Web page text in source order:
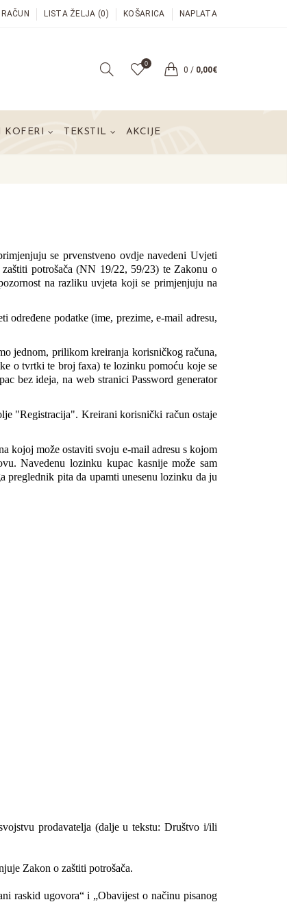
LISTA ŽELJA (0) KOŠARICA NAPLATA
0
0 / 0,00€
KOFERI TEKSTIL AKCIJE
se prvenstveno ovdje navedeni Uvjeti
potrošača (NN 19/22, 59/23) te Zakonu o
na razliku uvjeta koji se primjenjuju na
podatke (ime, prezime, e-mail adresu,
jednom, prilikom kreiranja korisničkog računa,
o tvrtki te broj faxa) te lozinku pomoću koje se
bez ideja, na web stranici Password generator
"Registracija". Kreirani korisnički račun ostaje
kojoj može ostaviti svoju e-mail adresu s kojom
Navedenu lozinku kupac kasnije može sam
pita da upamti unesenu lozinku da ju
prodavatelja (dalje u tekstu: Društvo i/ili
Zakon o zaštiti potrošača.
raskid ugovora“ i „Obavijest o načinu pisanog